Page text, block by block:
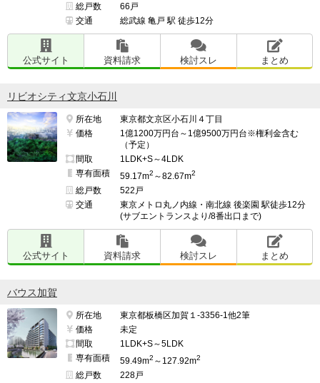
総戸数
66戸
交通
総武線 亀戸 駅 徒歩12分
公式サイト 資料請求 検討スレ まとめ
リビオシティ文京小石川
所在地
東京都文京区小石川４丁目
価格
1億1200万円台～1億9500万円台※権利金含む
（予定）
間取
1LDK+S～4LDK
専有面積
59.17m2 ～82.67m2
総戸数
522戸
交通
東京メトロ丸ノ内線・南北線 後楽園 駅徒歩12分
(サブエントランスより/8番出口まで)
公式サイト 資料請求 検討スレ まとめ
バウス加賀
所在地
東京都板橋区加賀１-3356-1他2筆
価格
未定
間取
1LDK+S～5LDK
専有面積
59.49m2 ～127.92m2
総戸数
228戸